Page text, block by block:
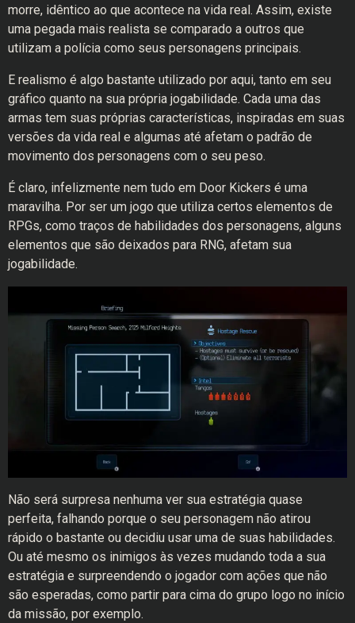
morre, idêntico ao que acontece na vida real. Assim, existe
uma pegada mais realista se comparado a outros que
utilizam a polícia como seus personagens principais.
E realismo é algo bastante utilizado por aqui, tanto em seu
gráfico quanto na sua própria jogabilidade. Cada uma das
armas tem suas próprias características, inspiradas em suas
versões da vida real e algumas até afetam o padrão de
movimento dos personagens com o seu peso.
É claro, infelizmente nem tudo em Door Kickers é uma
maravilha. Por ser um jogo que utiliza certos elementos de
RPGs, como traços de habilidades dos personagens, alguns
elementos que são deixados para RNG, afetam sua
jogabilidade.
Não será surpresa nenhuma ver sua estratégia quase
perfeita, falhando porque o seu personagem não atirou
rápido o bastante ou decidiu usar uma de suas habilidades.
Ou até mesmo os inimigos às vezes mudando toda a sua
estratégia e surpreendendo o jogador com ações que não
são esperadas, como partir para cima do grupo logo no início
da missão, por exemplo.